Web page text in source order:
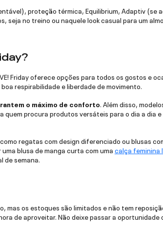
proteção térmica, Equilibrium, Adaptiv (se
seja no treino ou naquele look casual para um
Friday oferece opções para todos os gostos e
respirabilidade e liberdade de movimento.
o máximo de conforto. Além disso,
procura produtos versáteis para o dia a dia
regatas com design diferenciado ou blusas
blusa de manga curta com uma calça feminina
de semana.
mas os estoques são limitados e não tem
de aproveitar. Não deixe passar a oportunidade